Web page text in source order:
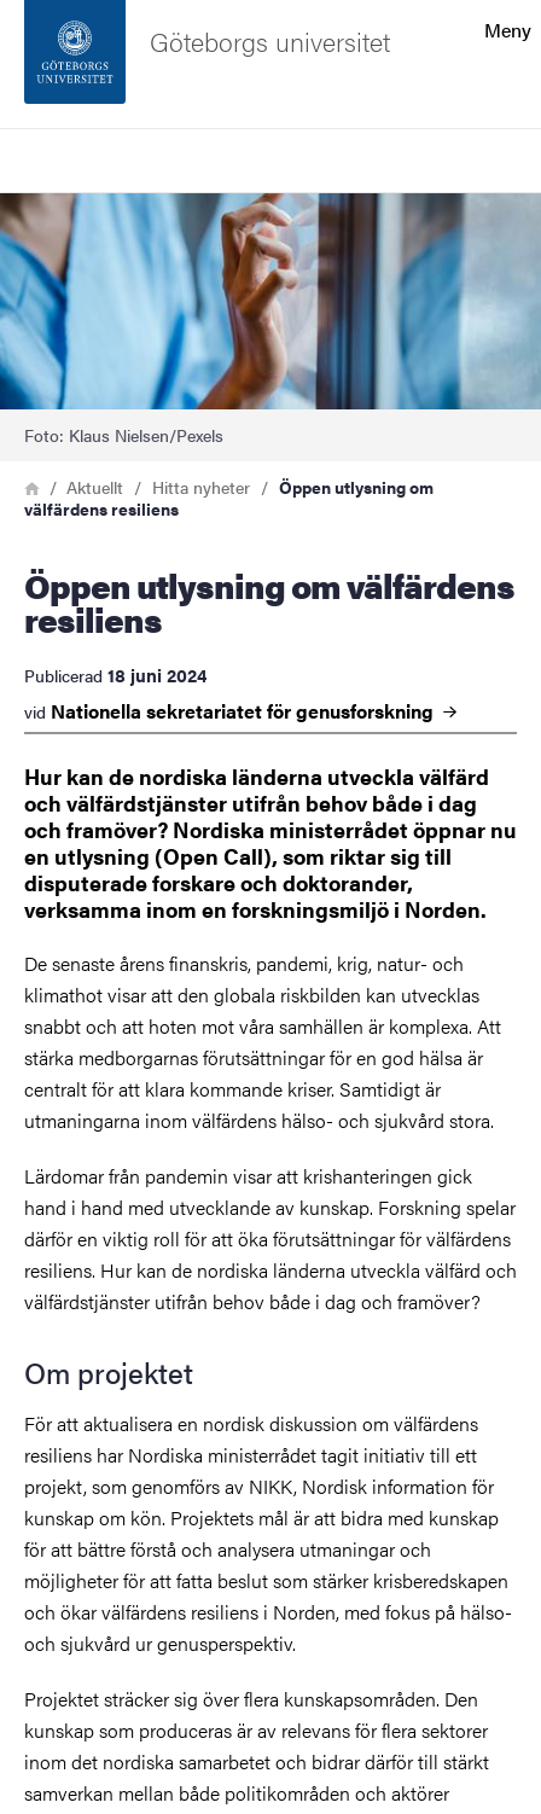
Sidfoten
Om webbplatsen
Meny
Göteborgs universitet
Bild
Foto: Klaus Nielsen/Pexels
Länkstig
HemAktuellt Hitta nyheter
Öppen utlysning om
välfärdens resiliens
Öppen utlysning om välfärdens
resiliens
Publicerad 18 juni 2024
vid Nationella sekretariatet förgenusforskning
Hur kan de nordiska länderna utveckla välfärd
och välfärdstjänster utifrån behov både i dag
och framöver? Nordiska ministerrådet öppnar nu
en utlysning (Open Call), som riktar sig till
disputerade forskare och doktorander,
verksamma inom en forskningsmiljö i Norden.
De senaste årens finanskris, pandemi, krig, natur- och
klimathot visar att den globala riskbilden kan utvecklas
snabbt och att hoten mot våra samhällen är komplexa. Att
stärka medborgarnas förutsättningar för en god hälsa är
centralt för att klara kommande kriser. Samtidigt är
utmaningarna inom välfärdens hälso- och sjukvård stora.
Lärdomar från pandemin visar att krishanteringen gick
hand i hand med utvecklande av kunskap. Forskning spelar
därför en viktig roll för att öka förutsättningar för välfärdens
resiliens. Hur kan de nordiska länderna utveckla välfärd och
välfärdstjänster utifrån behov både i dag och framöver?
Om projektet
För att aktualisera en nordisk diskussion om välfärdens
resiliens har Nordiska ministerrådet tagit initiativ till ett
projekt, som genomförs av NIKK, Nordisk information för
kunskap om kön. Projektets mål är att bidra med kunskap
för att bättre förstå och analysera utmaningar och
möjligheter för att fatta beslut som stärker krisberedskapen
och ökar välfärdens resiliens i Norden, med fokus på hälso-
och sjukvård ur genusperspektiv.
Projektet sträcker sig över flera kunskapsområden. Den
kunskap som produceras är av relevans för flera sektorer
inom det nordiska samarbetet och bidrar därför till stärkt
samverkan mellan både politikområden och aktörer